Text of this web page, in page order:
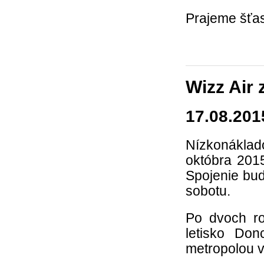
Prajeme
Wizz Air
októbra
Spojenie
sobotu.
Po dvoch
letisko
metropolou